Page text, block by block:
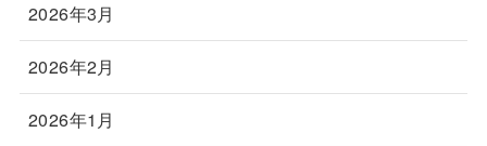
2026年3月
2026年2月
2026年1月